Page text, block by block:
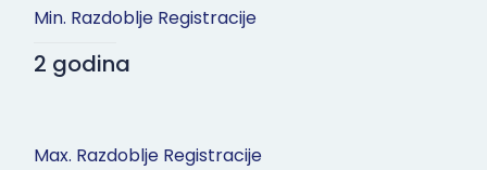
Min. Razdoblje Registracije
2 godina
Max. Razdoblje Registracije